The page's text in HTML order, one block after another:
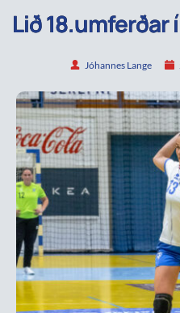
Lið 18.umferðar
Jóhannes Lange